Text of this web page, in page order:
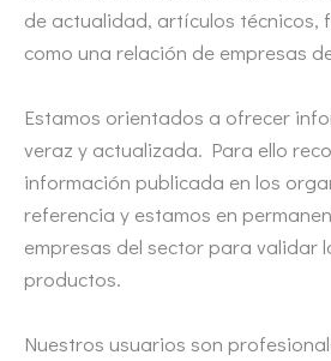
de actualidad, artículos técnicos,
como una relación de empresas
Estamos orientados a ofrecer
veraz y actualizada. Para ello
información publicada en los
referencia y estamos en
empresas del sector para validar
productos.
Nuestros usuarios son